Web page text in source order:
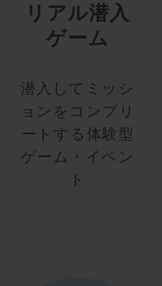
リアル潜入
ゲーム
潜入してミッシ
ョンをコンプリ
ートする体験型
ゲーム・イベン
ト